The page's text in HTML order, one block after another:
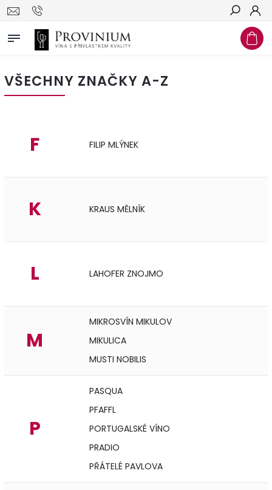
Hledat
VŠECHNY ZNAČKY A-Z
F FILIP MLÝNEK
K KRAUS MĚLNÍK
L LAHOFER ZNOJMO
M
MIKROSVÍN MIKULOV
MIKULICA
MUSTI NOBILIS
P
PASQUA
PFAFFL
PORTUGALSKÉ VÍNO
PRADIO
PŘÁTELÉ PAVLOVA